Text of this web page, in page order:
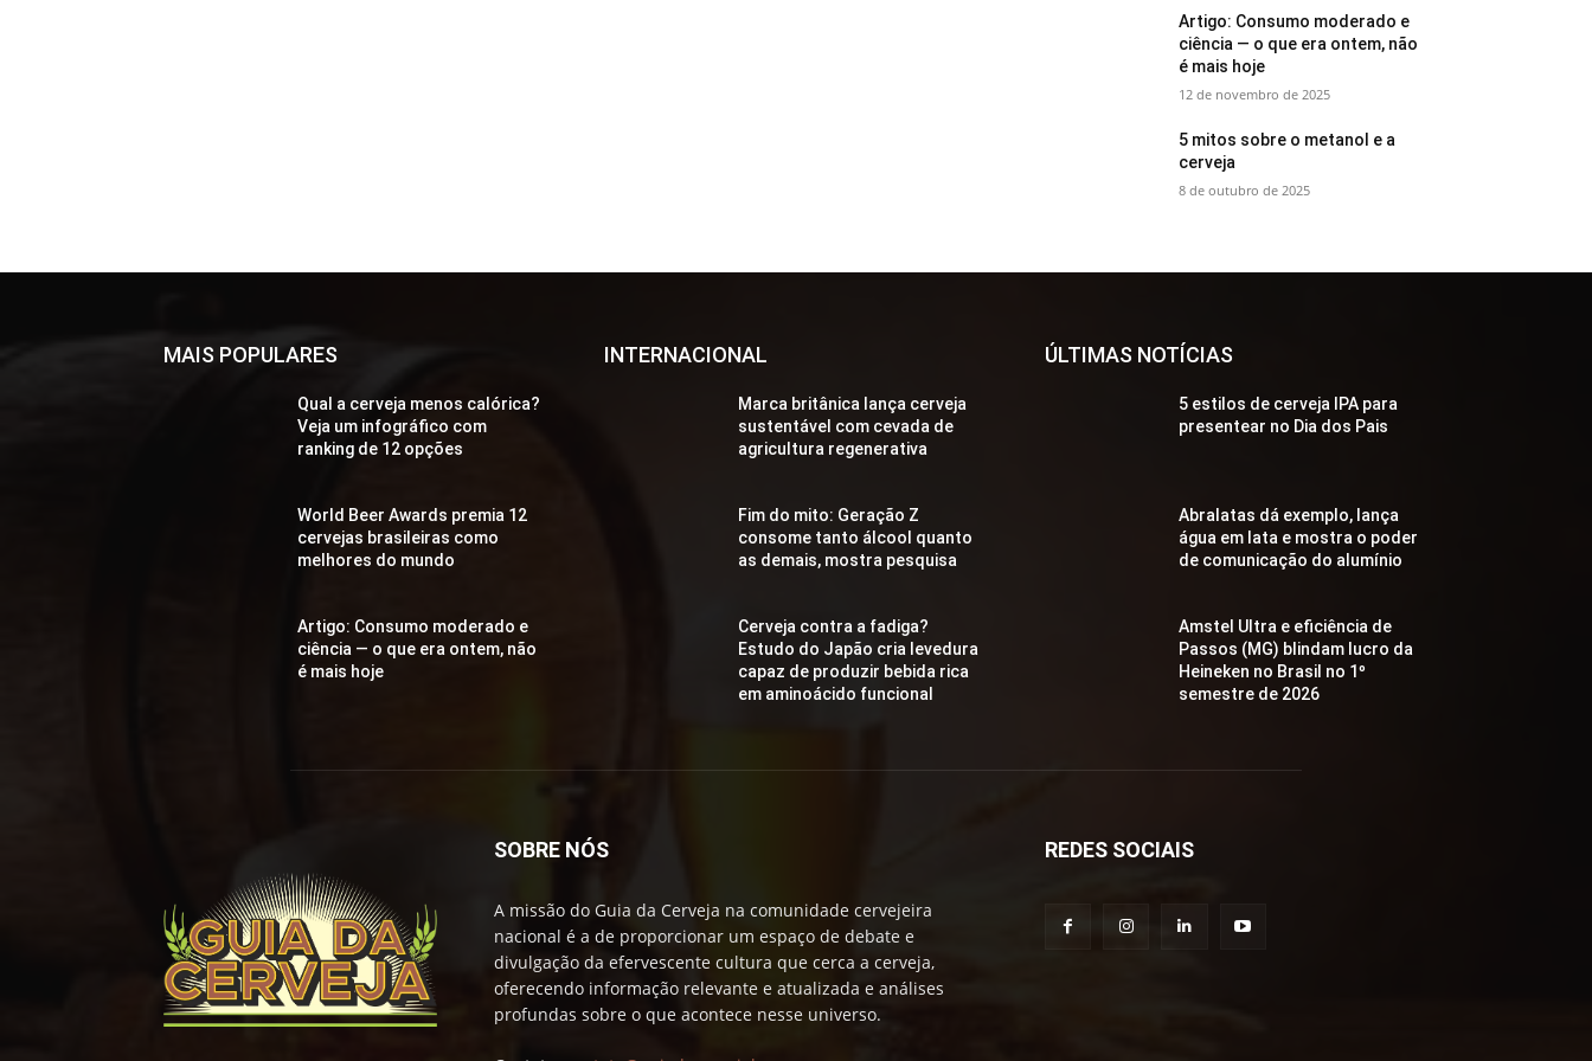
Artigo: Consumo moderado e
ciência — o que era ontem, não
é mais hoje
12 de novembro de 2025
5 mitos sobre o metanol e a
cerveja
8 de outubro de 2025
MAIS POPULARES
Qual a cerveja menos calórica?
Veja um infográfico com
ranking de 12 opções
World Beer Awards premia 12
cervejas brasileiras como
melhores do mundo
Artigo: Consumo moderado e
ciência — o que era ontem, não
é mais hoje
INTERNACIONAL
Marca britânica lança cerveja
sustentável com cevada de
agricultura regenerativa
Fim do mito: Geração Z
consome tanto álcool quanto
as demais, mostra pesquisa
Cerveja contra a fadiga?
Estudo do Japão cria levedura
capaz de produzir bebida rica
em aminoácido funcional
ÚLTIMAS NOTÍCIAS
5 estilos de cerveja IPA para
presentear no Dia dos Pais
Abralatas dá exemplo, lança
água em lata e mostra o poder
de comunicação do alumínio
Amstel Ultra e eficiência de
Passos (MG) blindam lucro da
Heineken no Brasil no 1º
semestre de 2026
SOBRE NÓS
A missão do Guia da Cerveja na comunidade cervejeira
nacional é a de proporcionar um espaço de debate e
divulgação da efervescente cultura que cerca a cerveja,
oferecendo informação relevante e atualizada e análises
profundas sobre o que acontece nesse universo.
REDES SOCIAIS